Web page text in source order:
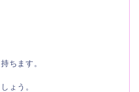
ちます。
ょう。